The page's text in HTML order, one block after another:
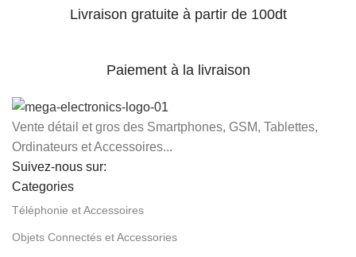
Livraison gratuite à partir de 100dt
Paiement à la livraison
Vente détail et gros des Smartphones, GSM, Tablettes,
Ordinateurs et Accessoires...
Suivez-nous sur:
Categories
Téléphonie et Accessoires
Objets Connectés et Accessories